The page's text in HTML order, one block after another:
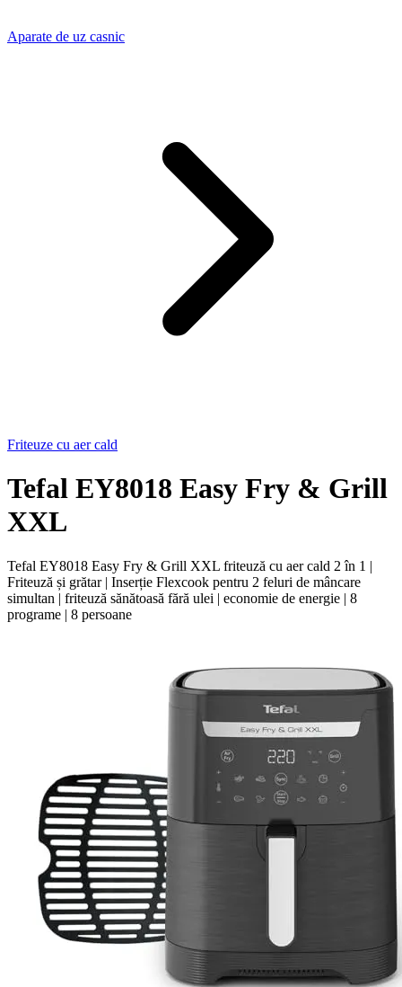
Aparate de uz casnic
Friteuze cu aer cald
Tefal EY8018 Easy Fry & Grill
XXL
Tefal EY8018 Easy Fry & Grill XXL friteuză cu aer cald 2 în 1 |
Friteuză și grătar | Inserție Flexcook pentru 2 feluri de mâncare
simultan | friteuză sănătoasă fără ulei | economie de energie | 8
programe | 8 persoane